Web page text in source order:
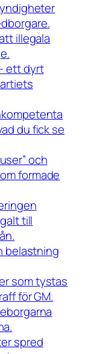
illegala
ett dyrt
du fick se
och
formade
till
belastning
som tystas
för GM.
spred